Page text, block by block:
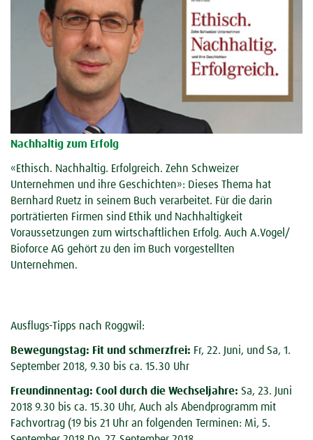
Nachhaltig zum Erfolg
«Ethisch. Nachhaltig. Erfolgreich. Zehn Schweizer
Unternehmen und ihre Geschichten»: Dieses Thema hat
Bernhard Ruetz in seinem Buch verarbeitet. Für die darin
porträtierten Firmen sind Ethik und Nachhaltigkeit
Voraussetzungen zum wirtschaftlichen Erfolg. Auch A.Vogel/
Bioforce AG gehört zu den im Buch vorgestellten
Unternehmen.
Ausflugs-Tipps nach Roggwil:
Bewegungstag: Fit und schmerzfrei: Fr, 22. Juni, und Sa, 1.
September 2018, 9.30 bis ca. 15.30 Uhr
Freundinnentag: Cool durch die Wechseljahre: Sa, 23. Juni
2018 9.30 bis ca. 15.30 Uhr, Auch als Abendprogramm mit
Fachvortrag (19 bis 21 Uhr an folgenden Terminen: Mi, 5.